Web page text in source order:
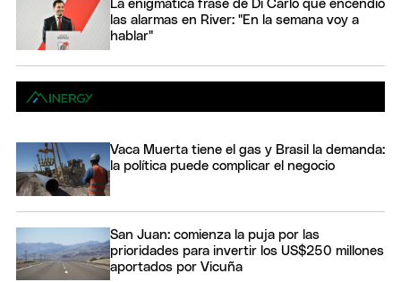
La enigmática frase de Di Carlo que encendió
las alarmas en River: "En la semana voy a
hablar"
Vaca Muerta tiene el gas y Brasil la demanda:
la política puede complicar el negocio
San Juan: comienza la puja por las
prioridades para invertir los US$250 millones
aportados por Vicuña